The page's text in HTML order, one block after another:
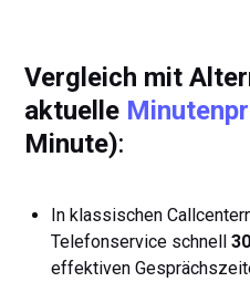
Vergleich mit
aktuelle
Minute):
In klassischen
Telefonservice schnell
effektiven